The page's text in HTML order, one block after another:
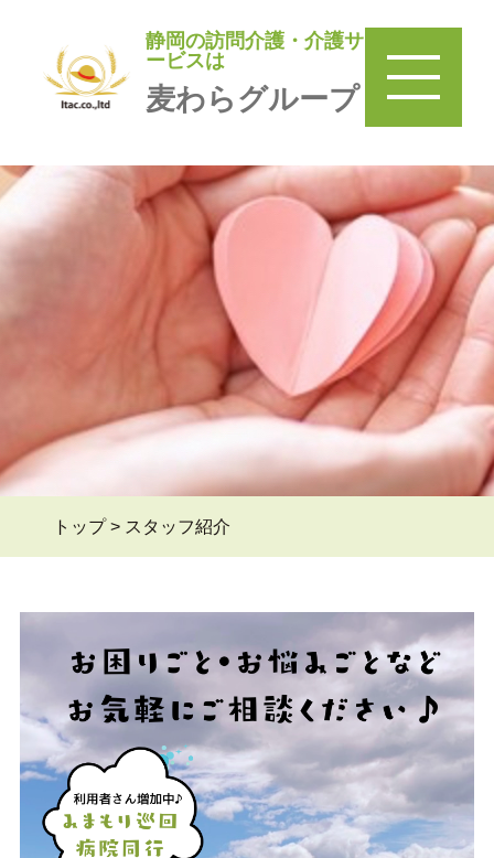
静岡の訪問介護・介護サ
ービスは
麦わらグループ
静岡の訪問介護・介護サービ
は
麦わらグループ
TOP ＞
訪問介護 麦わら ＞
みまもり巡回麦わら家 ＞
よくある質問Q&A ＞
ブログ ＞
お問い合わせ ＞
トップ> スタッフ紹介